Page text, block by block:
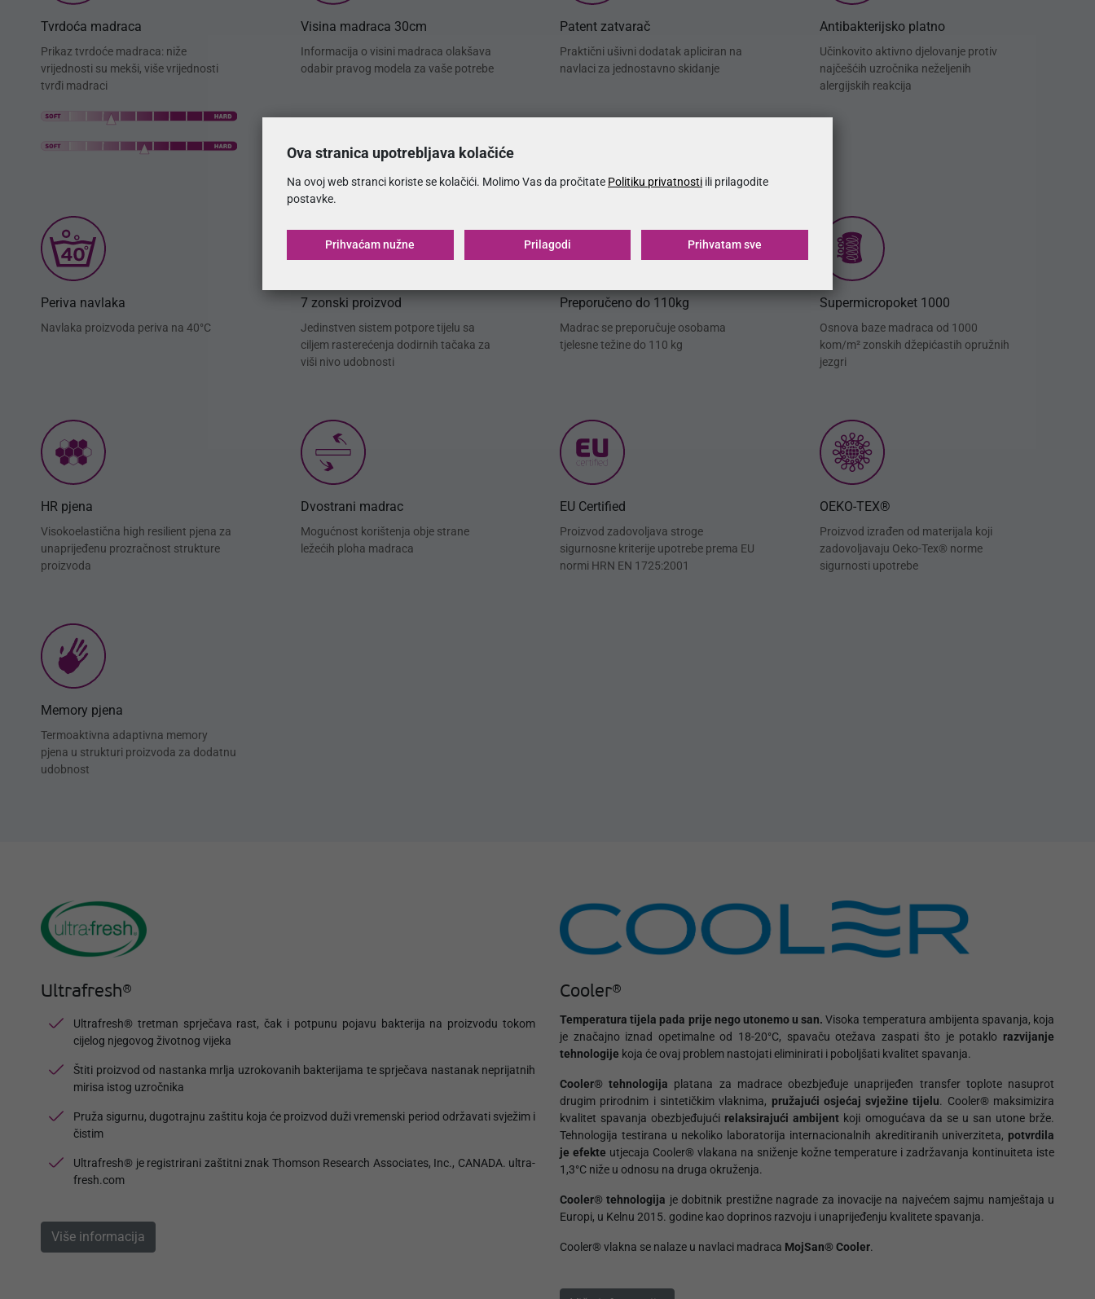
Tvrdoća madraca
Prikaz tvrdoće madraca: niže
vrijednosti su mekši, više vrijednosti
tvrđi madraci
Visina madraca 30cm
Informacija o visini madraca olakšava
odabir pravog modela za vaše potrebe
Patent zatvarač
Praktični ušivni dodatak apliciran na
navlaci za jednostavno skidanje
Antibakterijsko platno
Učinkovito aktivno djelovanje protiv
najčešćih uzročnika neželjenih
alergijskih reakcija
Periva navlaka
Navlaka proizvoda periva na 40°C
7 zonski proizvod
Jedinstven sistem potpore tijelu sa
ciljem rasterećenja dodirnih tačaka za
viši nivo udobnosti
Preporučeno do 110kg
Madrac se preporučuje osobama
tjelesne težine do 110 kg
Supermicropoket 1000
Osnova baze madraca od 1000
kom/m² zonskih džepićastih opružnih
jezgri
HR pjena
Visokoelastična high resilient pjena za
unaprijeđenu prozračnost strukture
proizvoda
Dvostrani madrac
Mogućnost korištenja obje strane
ležećih ploha madraca
EU Certified
Proizvod zadovoljava stroge
sigurnosne kriterije upotrebe prema EU
normi HRN EN 1725:2001
OEKO-TEX®
Proizvod izrađen od materijala koji
zadovoljavaju Oeko-Tex® norme
sigurnosti upotrebe
Memory pjena
Termoaktivna adaptivna memory
pjena u strukturi proizvoda za dodatnu
udobnost
Ultrafresh®
Ultrafresh® tretman sprječava rast, čak i potpunu pojavu bakterija na proizvodu tokom
cijelog njegovog životnog vijeka
Štiti proizvod od nastanka mrlja uzrokovanih bakterijama te sprječava nastanak neprijatnih
mirisa istog uzročnika
Pruža sigurnu, dugotrajnu zaštitu koja će proizvod duži vremenski period održavati svježim i
čistim
Ultrafresh® je registrirani zaštitni znak Thomson Research Associates, Inc., CANADA. ultra-
fresh.com
Više informacija
Cooler®
Temperatura tijela pada prije nego utonemo u san. Visoka temperatura ambijenta spavanja, koja
je značajno iznad opetimalne od 18-20°C, spavaču otežava zaspati što je potaklo razvijanje
tehnologije koja će ovaj problem nastojati eliminirati i poboljšati kvalitet spavanja.
Cooler® tehnologija platana za madrace obezbjeđuje unaprijeđen transfer toplote nasuprot
drugim prirodnim i sintetičkim vlaknima, pružajući osjećaj svježine tijelu. Cooler® maksimizira
kvalitet spavanja obezbjeđujući relaksirajući ambijent koji omogućava da se u san utone brže.
Tehnologija testirana u nekoliko laboratorija internacionalnih akreditiranih univerziteta, potvrdila
je efekte utjecaja Cooler® vlakana na sniženje kožne temperature i zadržavanja kontinuiteta iste
1,3°C niže u odnosu na druga okruženja.
Cooler® tehnologija je dobitnik prestižne nagrade za inovacije na najvećem sajmu namještaja u
Europi, u Kelnu 2015. godine kao doprinos razvoju i unaprijeđenju kvalitete spavanja.
Cooler® vlakna se nalaze u navlaci madraca MojSan® Cooler.
Ova stranica upotrebljava kolačiće
Na ovoj web stranci koriste se kolačići. Molimo Vas da pročitate Politiku privatnosti ili prilagodite
postavke.
Prihvaćam nužne Prilagodi Prihvatam sve